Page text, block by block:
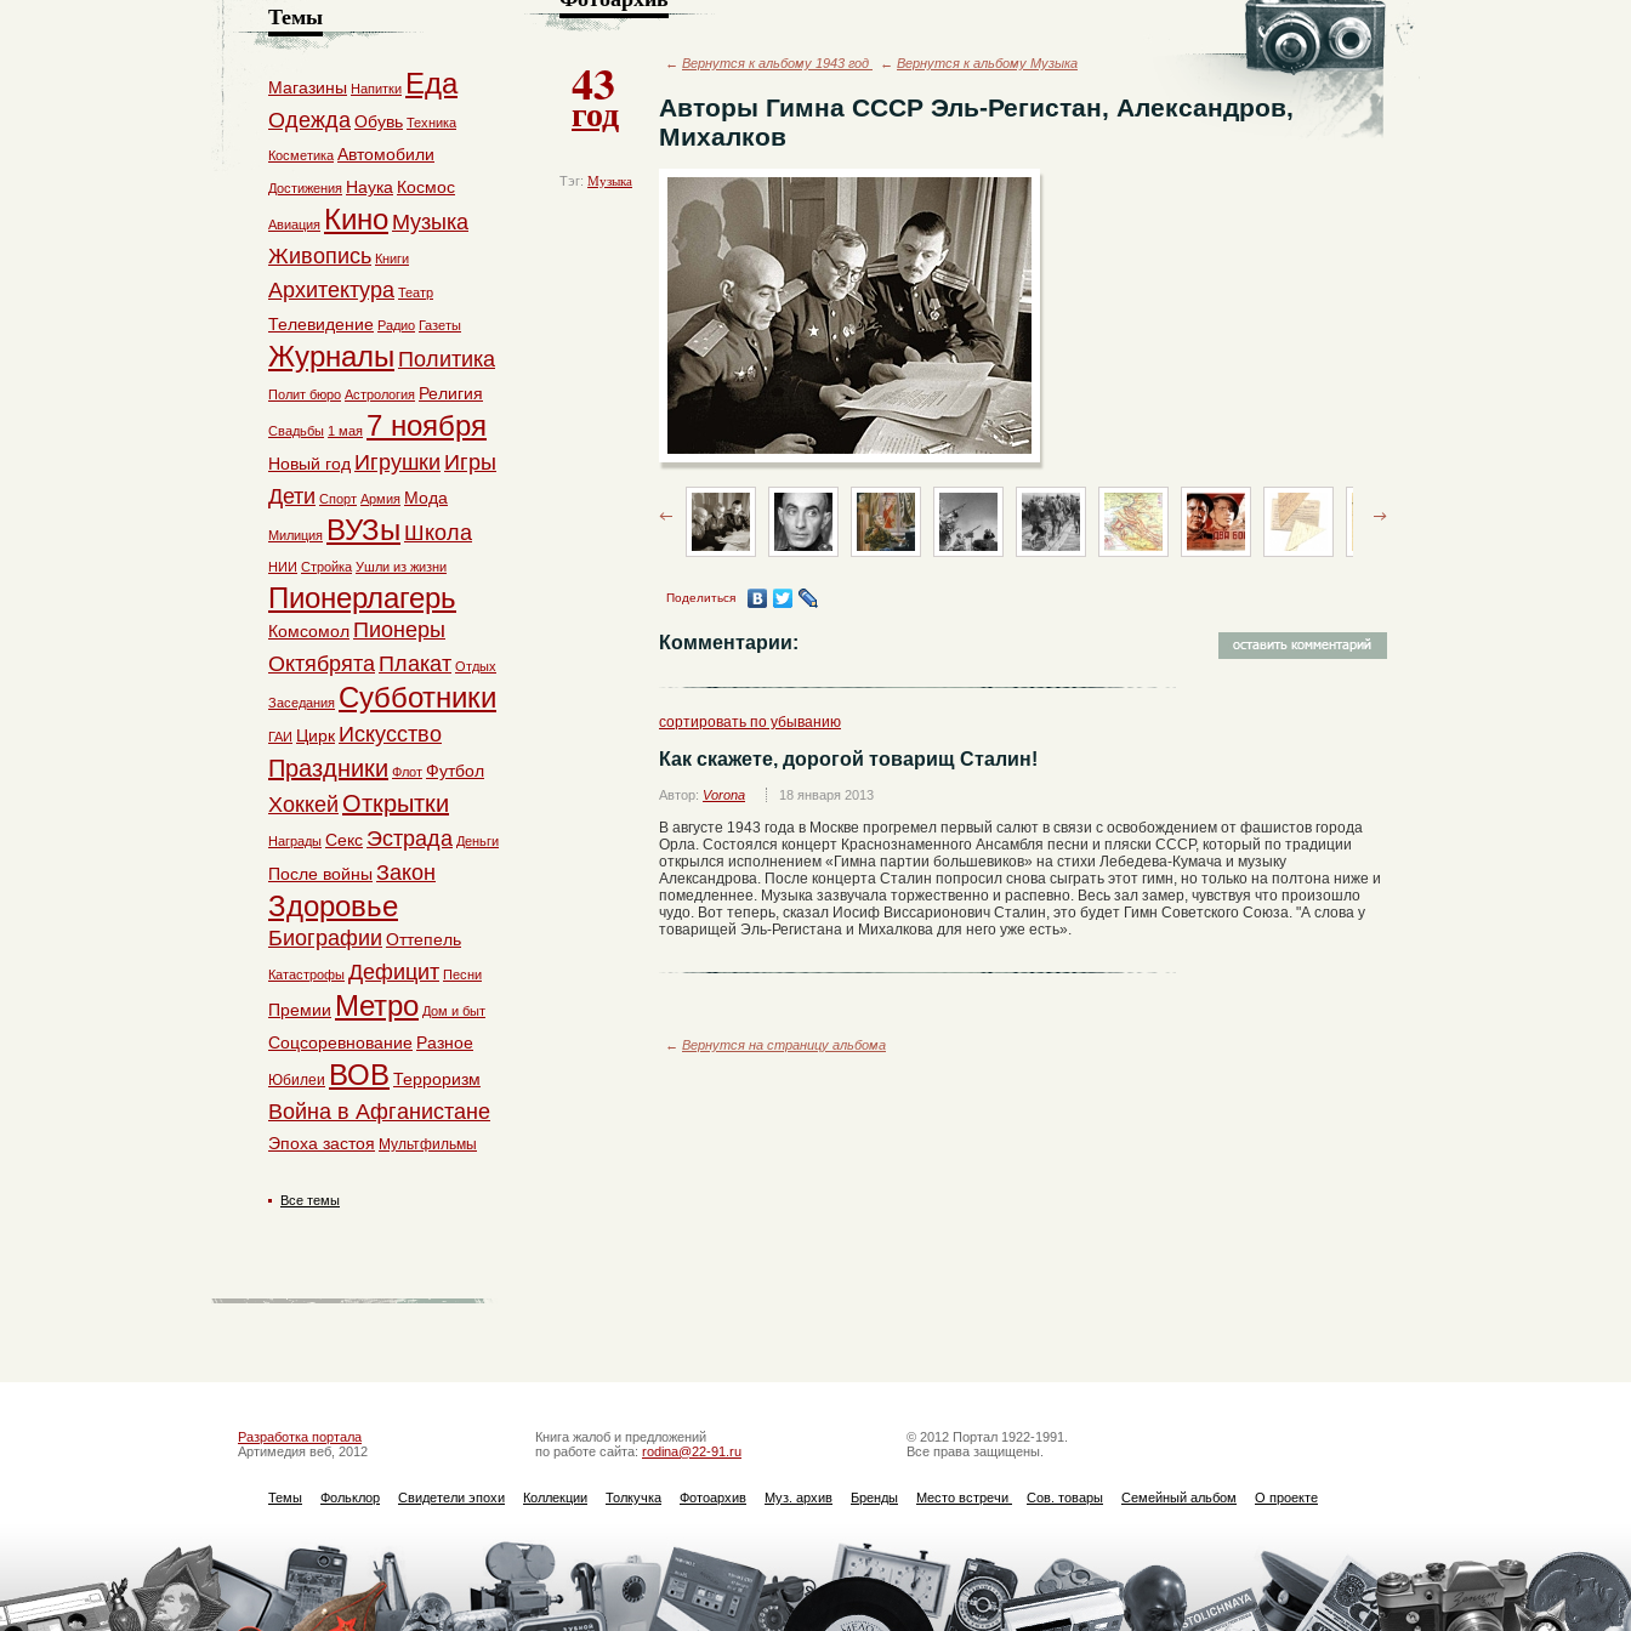
43
год
Тэг: Музыка
← Вернутся к альбому 1943 год ← Вернутся к альбому Музыка
Авторы Гимна СССР Эль-Регистан, Александров,
Михалков
Поделиться
Комментарии:
сортировать по убыванию
Как скажете, дорогой товарищ Сталин!
Автор: Vorona 18 января 2013
В августе 1943 года в Москве прогремел первый салют в связи с освобождением от фашистов города
Орла. Состоялся концерт Краснознаменного Ансамбля песни и пляски СССР, который по традиции
открылся исполнением «Гимна партии большевиков» на стихи Лебедева-Кумача и музыку
Александрова. После концерта Сталин попросил снова сыграть этот гимн, но только на полтона ниже и
помедленнее. Музыка зазвучала торжественно и распевно. Весь зал замер, чувствуя что произошло
чудо. Вот теперь, сказал Иосиф Виссарионович Сталин, это будет Гимн Советского Союза. "А слова у
товарищей Эль-Регистана и Михалкова для него уже есть».
← Вернутся на страницу альбома
Темы
Магазины Напитки Еда
ОдеждаОбувь Техника
Косметика Автомобили
Достижения Наука Космос
Авиация Кино Музыка
Живопись Книги
Архитектура Театр
Телевидение Радио Газеты
Журналы Политика
Полит бюро Астрология Религия
Свадьбы 1 мая 7 ноября
Новый год Игрушки Игры
Дети Спорт Армия Мода
Милиция ВУЗы Школа
НИИ Стройка Ушли из жизни
Пионерлагерь
Комсомол Пионеры
Октябрята Плакат Отдых
Заседания Субботники
ГАИ Цирк Искусство
Праздники Флот Футбол
Хоккей Открытки
Награды Секс Эстрада Деньги
После войны Закон
Здоровье
Биографии Оттепель
Катастрофы Дефицит Песни
Премии Метро Дом и быт
Соцсоревнование Разное
Юбилеи ВОВ Терроризм
Война в Афганистане
Эпоха застоя Мультфильмы
Все темы
Разработка портала
Артимедия веб, 2012
Книга жалоб и предложений
по работе сайта: rodina@22-91.ru
© 2012 Портал 1922-1991.
Все права защищены.
Темы Фольклор Свидетели эпохи Коллекции Толкучка Фотоархив Муз. архив Бренды Место встречи Сов. товары Семейный альбом О проекте